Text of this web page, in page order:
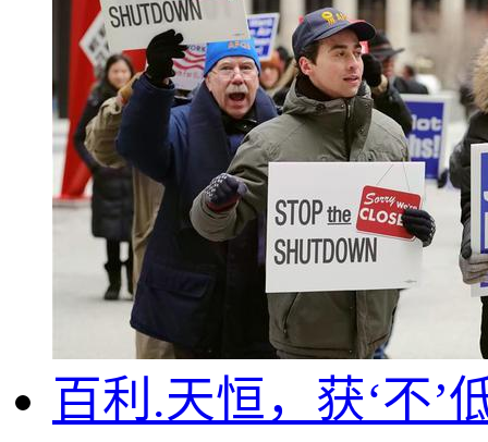
百利.天恒，获‘不’